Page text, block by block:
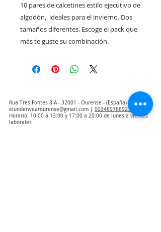
10 pares de calcetines estilo ejecutivo de
algodón,  ideales para el invierno. Dos
tamaños diferentes. Escoge el pack que
más te guste su combinación.
Rua Tres Fontes 8-A - 32001 - Ourense - (España) |
elunderwearourense@gmail.com
0034697669271
Horario: 10:00 a 13:00 y 17:00 a 20:00 de lunes a viernes
laborales